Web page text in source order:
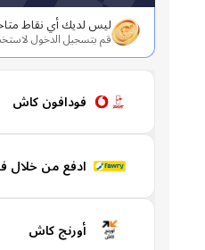
ليس لديك أي نقاط متاحة
قم بتسجيل الدخول لاستخدام نقاط
فودافون كاش
ادفع من خلال فوري
أورنج كاش